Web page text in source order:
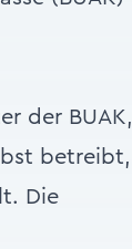
der BUAK,
betreibt,
Die